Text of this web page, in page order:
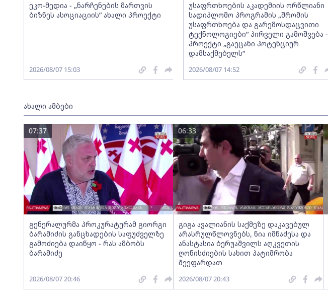
ეკო-მედია - „ნარჩენების მართვის
ბიზნეს ასოციაციის” ახალი პროექტი
2026/08/07 15:03
უსაფრთხოების აკადემიის ორწლიანი
სადიპლომო პროგრამის „შრომის
უსაფრთხოება და გარემოსდაცვითი
ტექნოლოგიები“ პირველი გამოშვება -
პროექტი „გაეცანი პოტენციურ
დამსაქმებელს“
2026/08/07 14:52
ახალი ამბები
გენერალურმა პროკურატურამ გიორგი
ბარამიძის განცხადების საფუძველზე
გამოძიება დაიწყო - რას ამბობს
ბარამიძე
07:37
2026/08/07 20:46
გიგა ავალიანის საქმეზე დაკავებულ
არასრულწლოვნებს, ნია იმნაძესა და
ანასტასია ბერუაშვილს აღკვეთის
ღონისძიების სახით პატიმრობა
შეეფარდათ
06:33
2026/08/07 20:43